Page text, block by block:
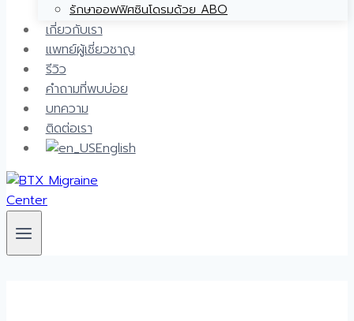
รักษาออฟฟิศซินโดรมด้วย ABO
เกี่ยวกับเรา
แพทย์ผู้เชี่ยวชาญ
รีวิว
คำถามที่พบบ่อย
บทความ
ติดต่อเรา
English